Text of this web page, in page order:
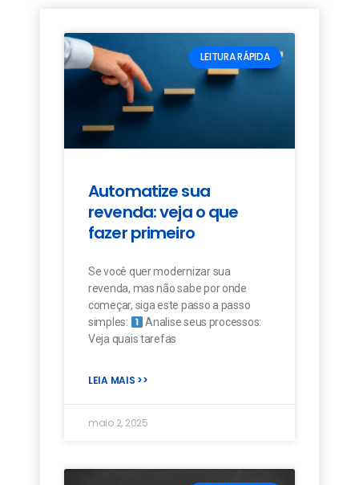
LEITURA RÁPIDA
Automatize sua
revenda: veja o que
fazer primeiro
Se você quer modernizar sua
revenda, mas não sabe por onde
começar, siga este passo a passo
simples:
Analise seus processos:
Veja quais tarefas
LEIA MAIS >>
maio 2, 2025